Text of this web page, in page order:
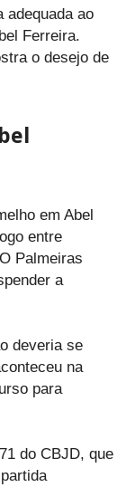
adequada ao
Ferreira.
o desejo de
em Abel
entre
Palmeiras
a
deveria se
na
para
do CBJD, que